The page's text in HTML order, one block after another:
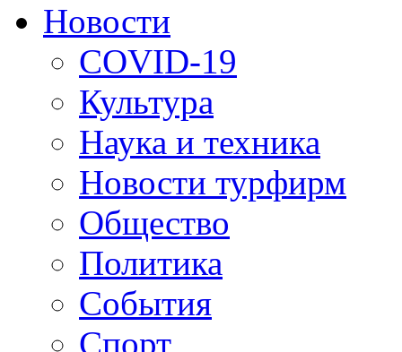
Новости
COVID-19
Культура
Наука и техника
Новости турфирм
Общество
Политика
События
Спорт